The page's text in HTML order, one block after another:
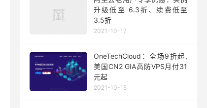
升级低至 6.3折、续费低至
3.5折
2021-10-17
OneTechCloud：全场9折起,
美国CN2 GIA高防VPS月付31
元起
2021-10-15